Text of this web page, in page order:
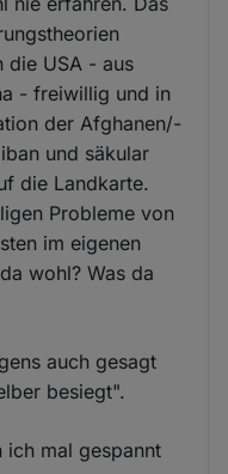
die USA - aus
- freiwillig und in
der Afghanen/-
und säkular
die Landkarte.
Probleme von
im eigenen
wohl? Was da
auch gesagt
besiegt".
ich mal gespannt